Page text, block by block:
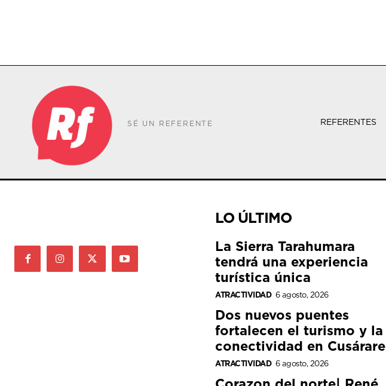
SÉ UN REFERENTE REFERENTES
LO ÚLTIMO
La Sierra Tarahumara
tendrá una experiencia
turística única
ATRACTIVIDAD 6 agosto, 2026
Dos nuevos puentes
fortalecen el turismo y la
conectividad en Cusárare
ATRACTIVIDAD 6 agosto, 2026